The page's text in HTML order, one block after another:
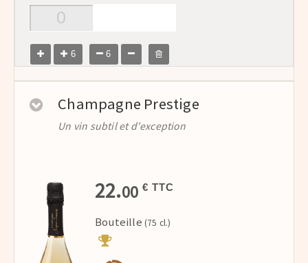
6 6
Champagne Prestige
Un vin subtil et d'exception
22.00 € TTC
Bouteille (75 cl.)